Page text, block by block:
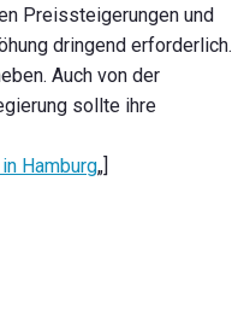
Preissteigerungen und
dringend erforderlich.
Auch von der
sollte ihre
Hamburg„]